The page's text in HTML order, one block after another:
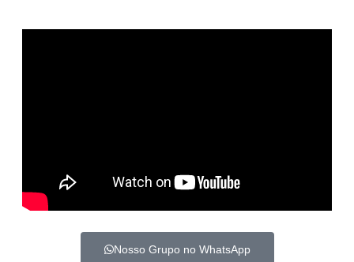
Nosso Grupo no WhatsApp